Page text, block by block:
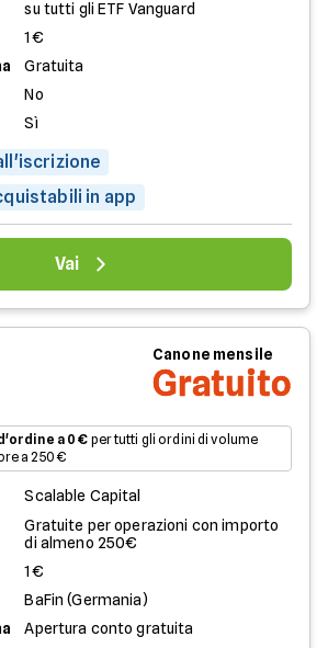
su tutti gli ETF Vanguard
1€
Gratuita
No
Sì
in app
Vai
Canone mensile
Gratuito
a 0 € per tutti gli ordini di volume
a 250 €
Scalable Capital
Gratuite per operazioni con importo
di almeno 250€
1€
BaFin (Germania)
Apertura conto gratuita